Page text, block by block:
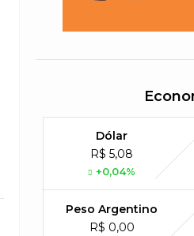
Dólar
R$ 5,08
+0,04%
Peso Argentino
R$ 0,00